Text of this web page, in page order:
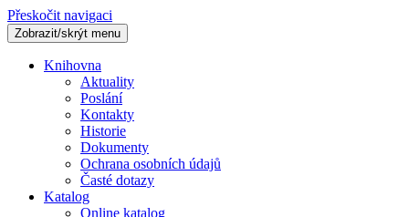
Přeskočit navigaci
Zobrazit/skrýt menu
Knihovna
Aktuality
Poslání
Kontakty
Historie
Dokumenty
Ochrana osobních údajů
Časté dotazy
Katalog
Online katalog